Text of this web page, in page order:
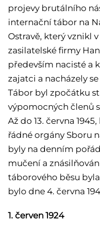
projevy brutálního
internační tábor na
Ostravě, který vznikl
zasilatelské firmy
především nacisté a
zajatci a nacházely
Tábor byl zpočátku
výpomocných členů
Až do 13. června
řádné orgány Sboru
byly na denním
mučení a
táborového běsu
bylo dne 4. června
1. červen 1924